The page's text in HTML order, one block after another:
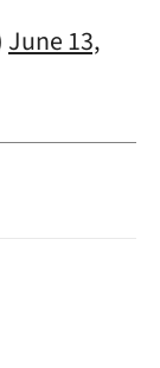
June 13,